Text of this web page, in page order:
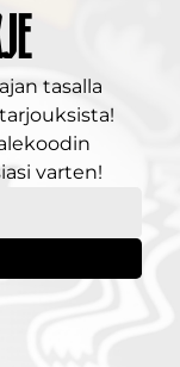
tasalla
varten!